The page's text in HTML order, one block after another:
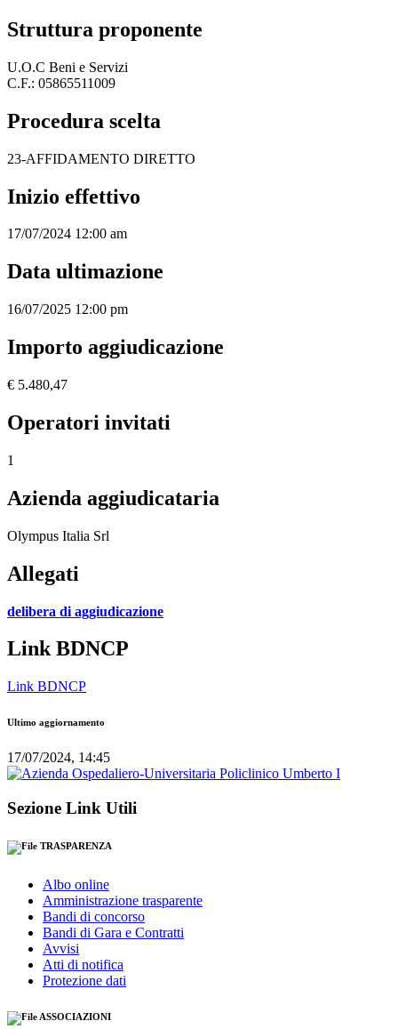
Struttura proponente
U.O.C Beni e Servizi
C.F.: 05865511009
Procedura scelta
23-AFFIDAMENTO DIRETTO
Inizio effettivo
17/07/2024 12:00 am
Data ultimazione
16/07/2025 12:00 pm
Importo aggiudicazione
€ 5.480,47
Operatori invitati
1
Azienda aggiudicataria
Olympus Italia Srl
Allegati
delibera di aggiudicazione
Link BDNCP
Link BDNCP
Ultimo aggiornamento
17/07/2024, 14:45
Sezione Link Utili
TRASPARENZA
Albo online
Amministrazione trasparente
Bandi di concorso
Bandi di Gara e Contratti
Avvisi
Atti di notifica
Protezione dati
ASSOCIAZIONI